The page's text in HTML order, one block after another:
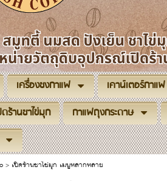
เครื่องชงกาแฟ เคาน์เตอร์กาแฟ
ดร้านชาไข่มุก กาแฟถุงกระดาษ
> เปิดร้านชาไข่มุก เมนูหลากหลาย